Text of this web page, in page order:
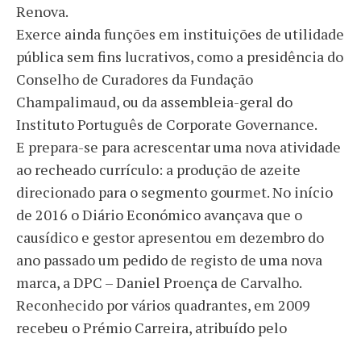
Renova.
Exerce ainda funções em instituições de utilidade
pública sem fins lucrativos, como a presidência do
Conselho de Curadores da Fundação
Champalimaud, ou da assembleia-geral do
Instituto Português de Corporate Governance.
E prepara-se para acrescentar uma nova atividade
ao recheado currículo: a produção de azeite
direcionado para o segmento gourmet. No início
de 2016 o Diário Económico avançava que o
causídico e gestor apresentou em dezembro do
ano passado um pedido de registo de uma nova
marca, a DPC – Daniel Proença de Carvalho.
Reconhecido por vários quadrantes, em 2009
recebeu o Prémio Carreira, atribuído pelo